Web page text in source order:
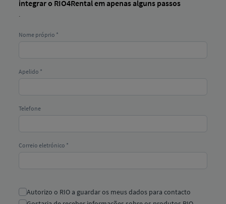
integrar o RIO4Rental em apenas alguns passos
.